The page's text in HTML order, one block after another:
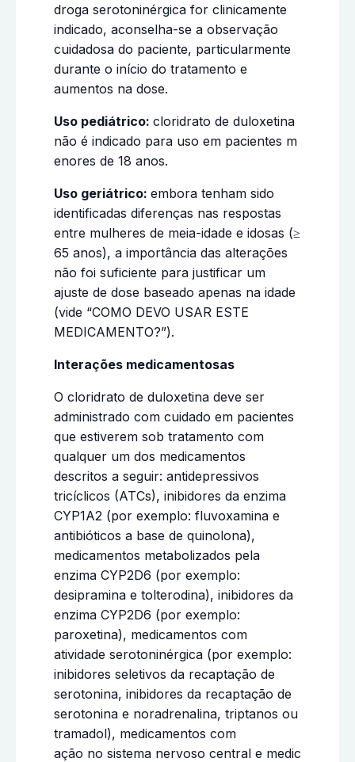
droga serotoninérgica for clinicamente
indicado, aconselha-se a observação
cuidadosa do paciente, particularmente
durante o início do tratamento e
aumentos na dose.
Uso pediátrico: cloridrato de duloxetina
não é indicado para uso em pacientes m
enores de 18 anos.
Uso geriátrico: embora tenham sido
identificadas diferenças nas respostas
entre mulheres de meia-idade e idosas (≥
65 anos), a importância das alterações
não foi suficiente para justificar um
ajuste de dose baseado apenas na idade
(vide “COMO DEVO USAR ESTE
MEDICAMENTO?”).
Interações medicamentosas
O cloridrato de duloxetina deve ser
administrado com cuidado em pacientes
que estiverem sob tratamento com
qualquer um dos medicamentos
descritos a seguir: antidepressivos
tricíclicos (ATCs), inibidores da enzima
CYP1A2 (por exemplo: fluvoxamina e
antibióticos a base de quinolona),
medicamentos metabolizados pela
enzima CYP2D6 (por exemplo:
desipramina e tolterodina), inibidores da
enzima CYP2D6 (por exemplo:
paroxetina), medicamentos com
atividade serotoninérgica (por exemplo:
inibidores seletivos da recaptação de
serotonina, inibidores da recaptação de
serotonina e noradrenalina, triptanos ou
tramadol), medicamentos com
ação no sistema nervoso central e medic